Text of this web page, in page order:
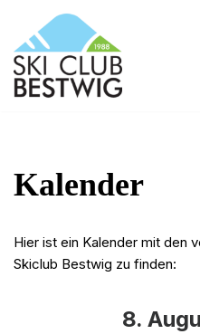
Zum
Inhalt
springen
Kalender
Hier ist ein Kalender mit den
Skiclub Bestwig zu finden:
8.